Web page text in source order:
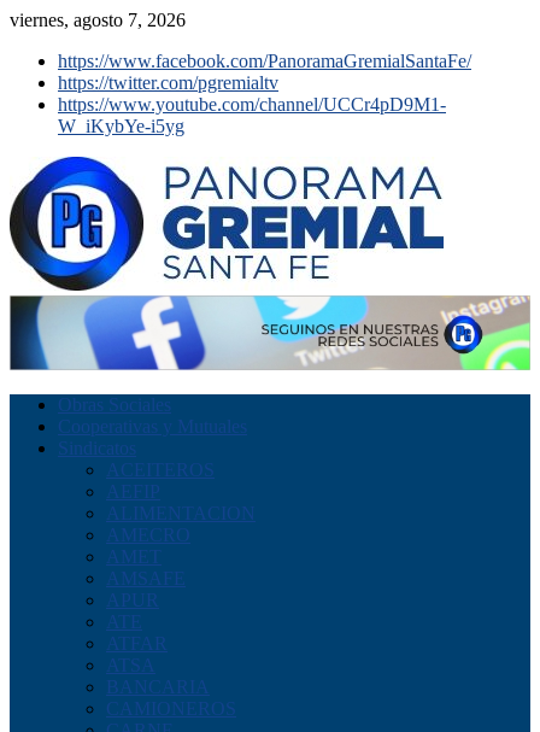
viernes, agosto 7, 2026
https://www.facebook.com/PanoramaGremialSantaFe/
https://twitter.com/pgremialtv
https://www.youtube.com/channel/UCCr4pD9M1-
W_iKybYe-i5yg
Obras Sociales
Cooperativas y Mutuales
Sindicatos
ACEITEROS
AEFIP
ALIMENTACION
AMECRO
AMET
AMSAFE
APUR
ATE
ATFAR
ATSA
BANCARIA
CAMIONEROS